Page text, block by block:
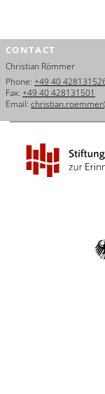
CONTACT
Christian Römmer
Phone: +49 40
Fax: +49 40 428131501
Email: